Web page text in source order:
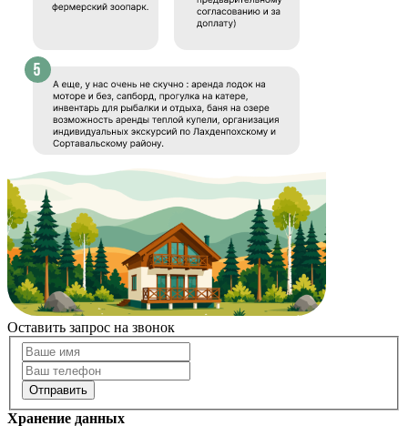
Оставить запрос на звонок
Хранение данных